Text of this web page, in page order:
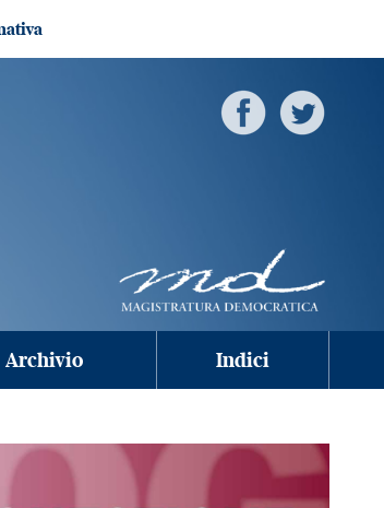
Archivio Indici